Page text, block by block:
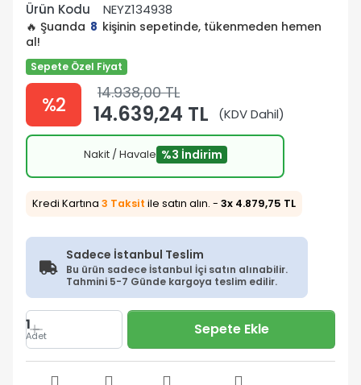
Ürün Kodu
NEYZ134938
🔥 Şuanda 8 kişinin sepetinde, tükenmeden hemen
al!
Sepete Özel Fiyat
%2 14.938,00 TL
14.639,24 TL (KDV Dahil)
Nakit / Havale %3 İndirim
Kredi Kartına 3 Taksit ile satın alın. - 3x 4.879,75 TL
Sadece İstanbul Teslim
Bu ürün sadece İstanbul İçi satın alınabilir.
Tahmini 5-7 Günde kargoya teslim edilir.
1
Adet Sepete Ekle